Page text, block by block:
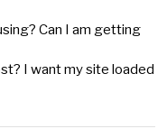
Can I am getting
I want my site loaded